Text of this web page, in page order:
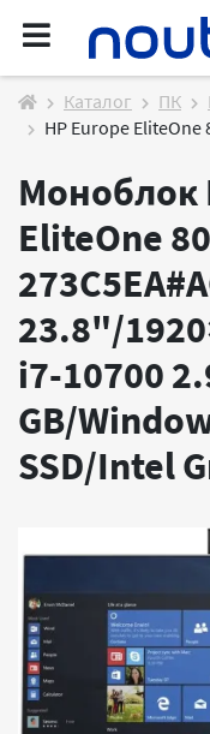
Каталог ПК
HP Europe EliteOne
Моноблок
EliteOne
23.8"/
i7-10700
GB/
SSD/Intel